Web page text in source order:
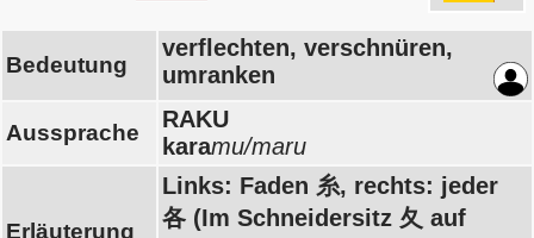
Bedeutung
verflechten, verschnüren,
umranken
Aussprache
RAKU
karamu/maru
Erläuterung
Links: Faden 糸, rechts: jeder
各 (Im Schneidersitz 夂 auf